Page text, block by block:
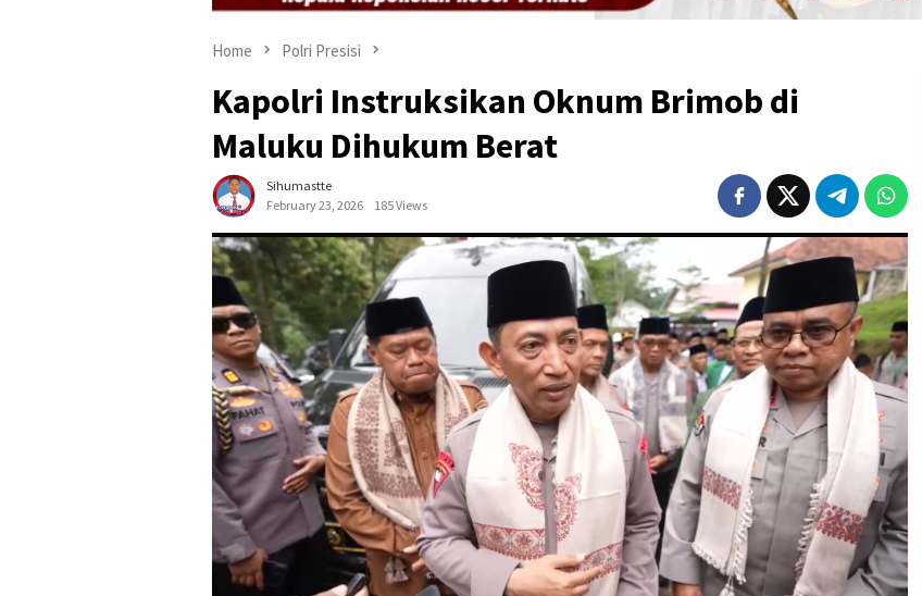
Home Polri Presisi
Kapolri Instruksikan Oknum Brimob di
Maluku Dihukum Berat
Sihumastte
February 23, 2026
185 Views